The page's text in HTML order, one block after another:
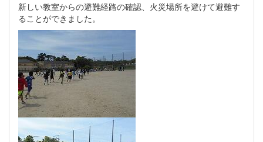
新しい教室からの避難経路の確認、火災場所を避けて避難す
ることができました。